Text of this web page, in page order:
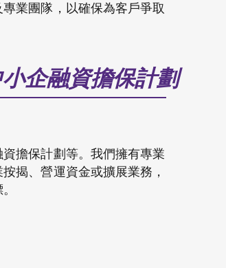
業團隊，以確保為客戶爭取
企融資擔保計劃
擔保計劃等。我們擁有專業
揭、營運資金或擴展業務，